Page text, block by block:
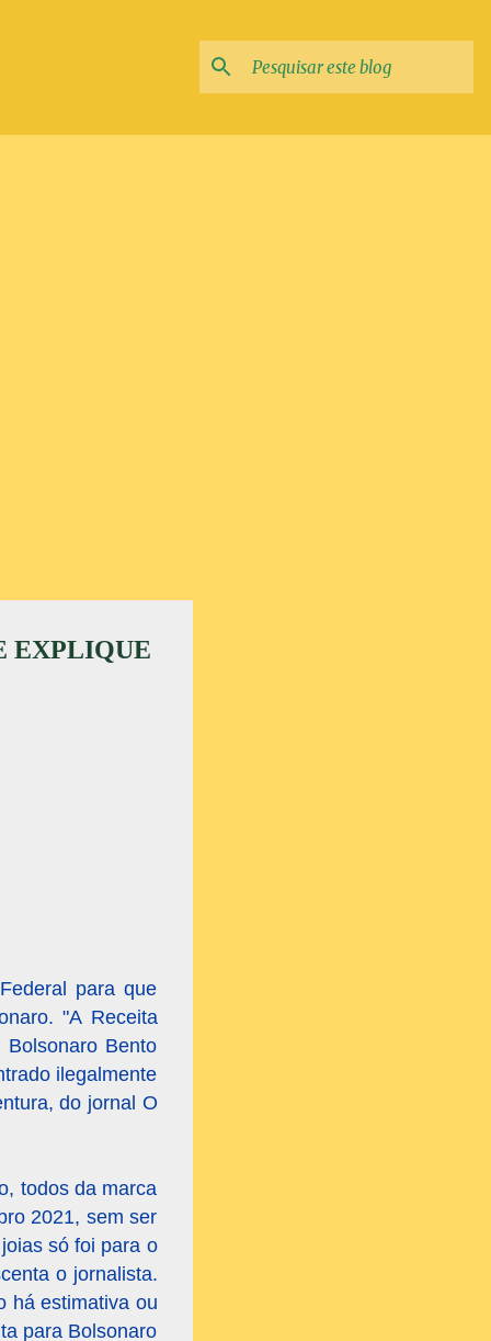
EXPLIQUE
para que
"A Receita
Bento
ilegalmente
do jornal O
todos da marca
2021, sem ser
só foi para o
o jornalista.
há estimativa ou
para Bolsonaro